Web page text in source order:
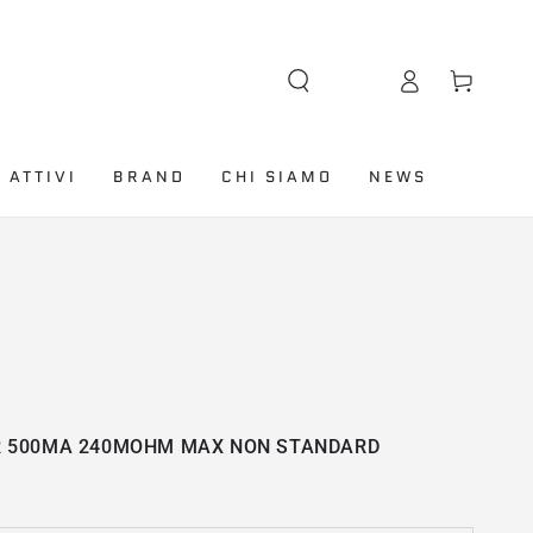
ATTIVI BRAND CHI SIAMO NEWS
AccessoCarello
500MA 240MOHM MAX NON STANDARD